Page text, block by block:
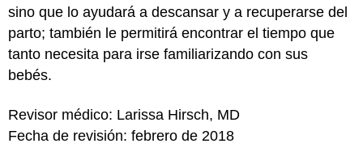
sino que lo ayudará a descansar y a recuperarse del
parto; también le permitirá encontrar el tiempo que
tanto necesita para irse familiarizando con sus
bebés.
Revisor médico: Larissa Hirsch, MD
Fecha de revisión: febrero de 2018